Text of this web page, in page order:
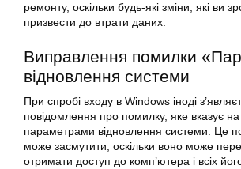
ремонту, оскільки будь-які зміни, які ви
призвести до втрати даних.
Виправлення помилки
відновлення системи
При спробі входу в Windows іноді
повідомлення про помилку, яке вказує
параметрами відновлення системи. Це
може засмутити, оскільки воно може
отримати доступ до комп’ютера і всіх